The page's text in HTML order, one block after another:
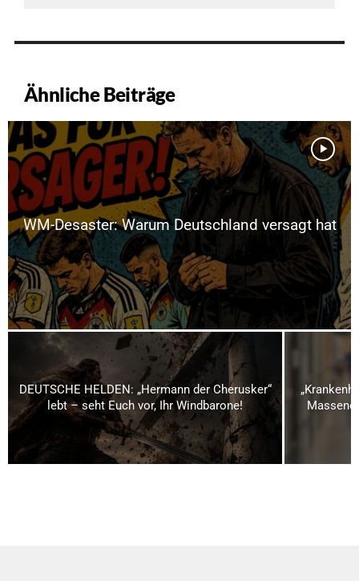
Ähnliche Beiträge
WM-Desaster: Warum Deutschland versagt hat
DEUTSCHE HELDEN: „Hermann der Cherusker“
lebt – seht Euch vor, Ihr Windbarone!